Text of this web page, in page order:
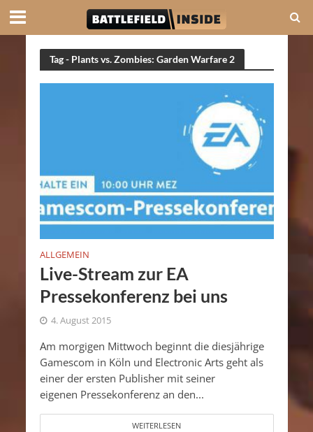
Tag - Plants vs. Zombies: Garden Warfare 2
ALLGEMEIN
Live-Stream zur EA
Pressekonferenz bei uns
4. August 2015
Am morgigen Mittwoch beginnt die diesjährige
Gamescom in Köln und Electronic Arts geht als
einer der ersten Publisher mit seiner
eigenen Pressekonferenz an den...
WEITERLESEN